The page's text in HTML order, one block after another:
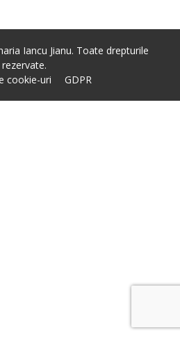
Iancu Jianu. Toate drepturile
rezervate.
cookie-uri
GDPR